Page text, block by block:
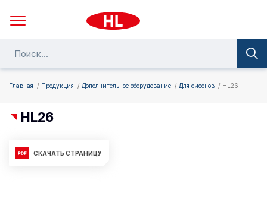
Главная Продукция Дополнительное оборудование Для сифонов HL26
HL26
СКАЧАТЬ СТРАНИЦУ